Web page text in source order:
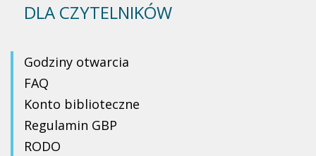
DLA CZYTELNIKÓW
Godziny otwarcia
FAQ
Konto biblioteczne
Regulamin GBP
RODO